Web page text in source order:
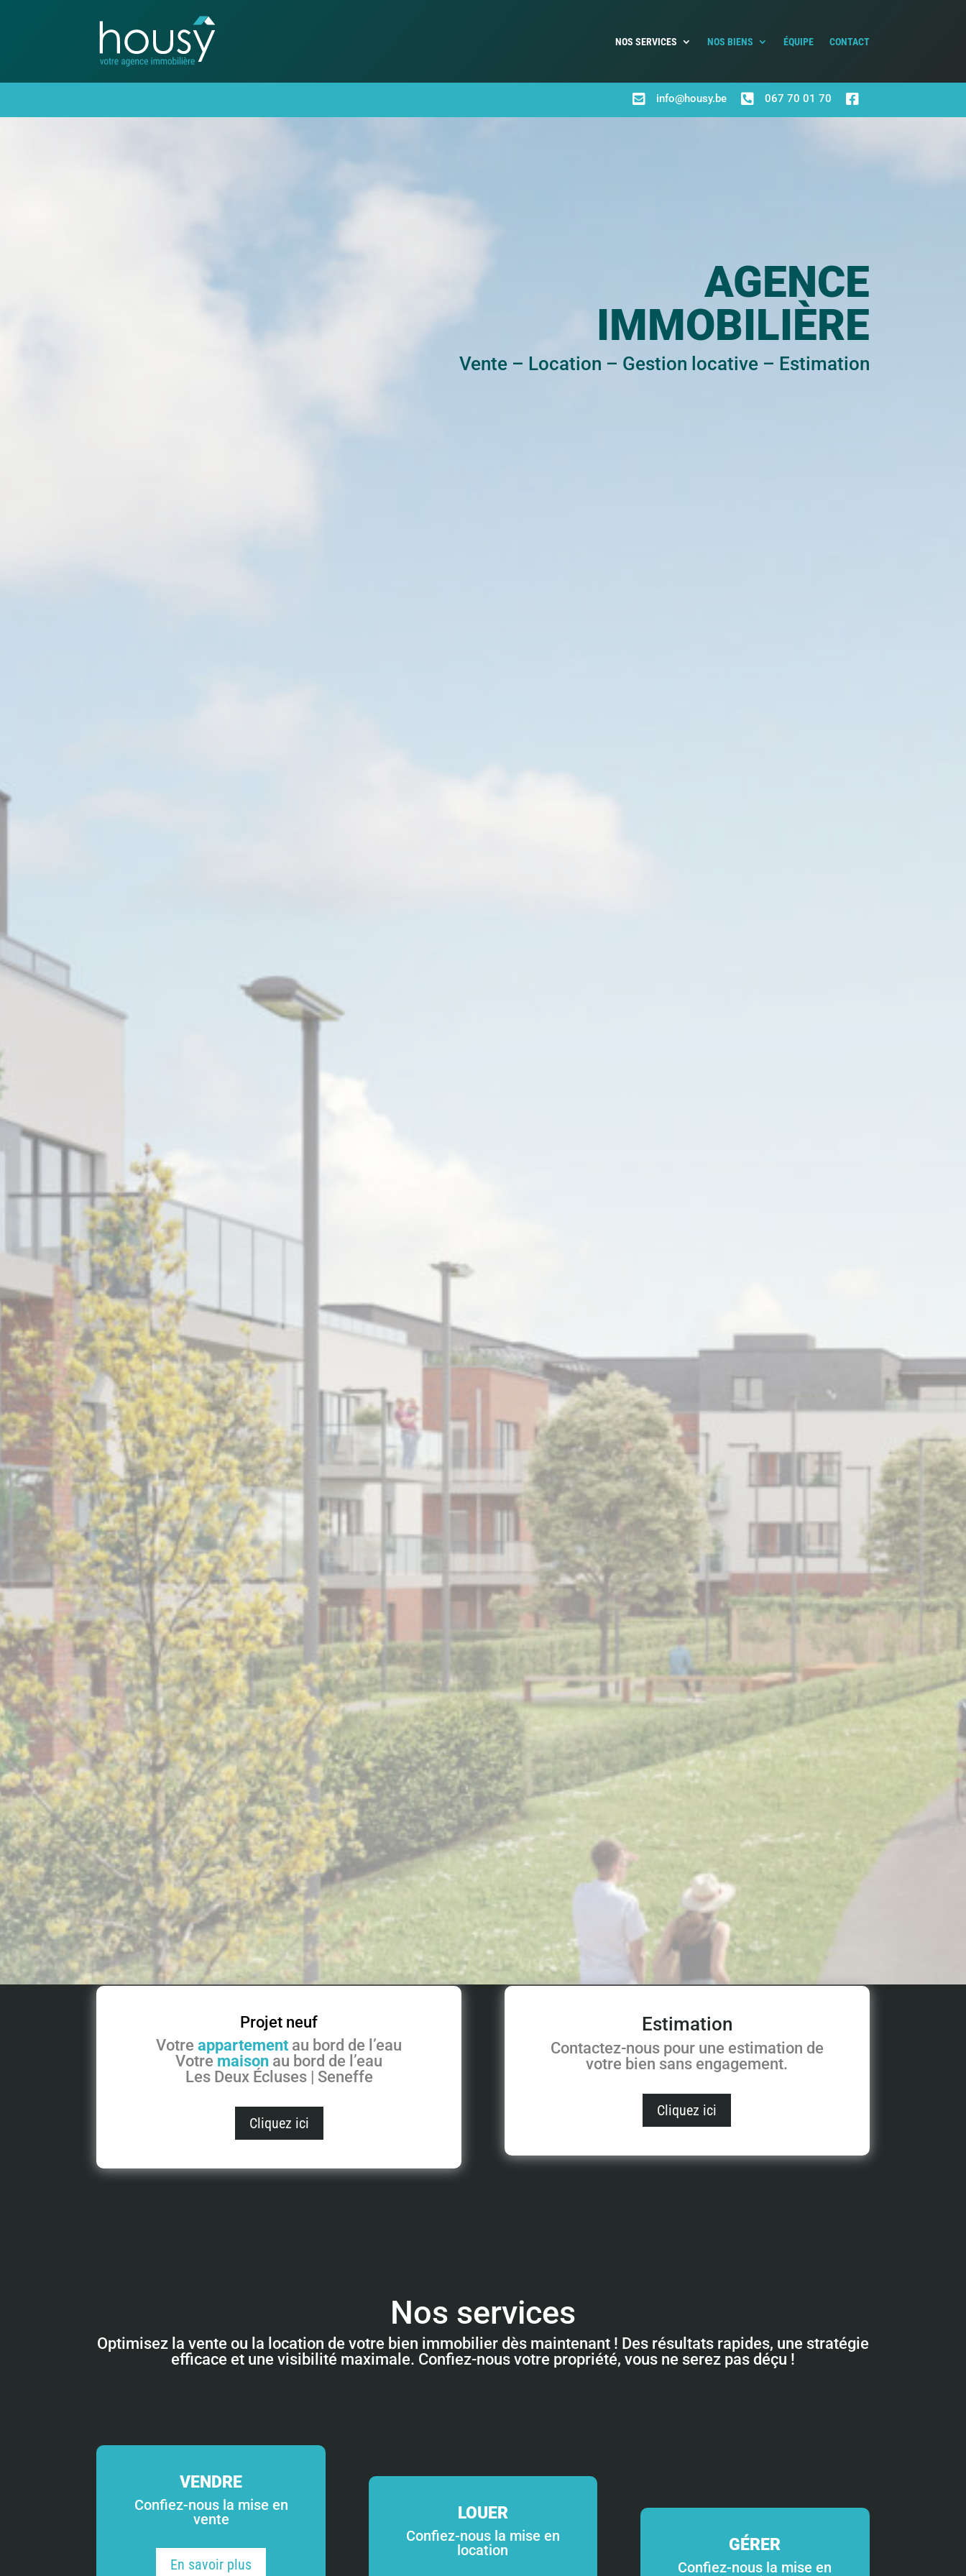
NOS SERVICES NOS BIENS ÉQUIPE CONTACT
 info@housy.be  067 70 01 70 
AGENCE
IMMOBILIÈRE
Vente– Location – Gestion locative– Estimation
Projet neuf
Votreappartement au bord de l’eau
Votre maison au bord de l’eau
Les Deux Écluses | Seneffe
Cliquez ici
Estimation
Contactez-nous pour une estimation de
votre bien sans engagement.
Cliquez ici
Nos services
Optimisez la vente ou la location de votre bien immobilier dès maintenant ! Des résultats rapides, une stratégie
efficace et une visibilité maximale. Confiez-nous votre propriété, vous ne serez pas déçu !
VENDRE
Confiez-nous la mise en
vente
En savoir plus
LOUER
Confiez-nous la mise en
location
GÉRER
Confiez-nous la mise en